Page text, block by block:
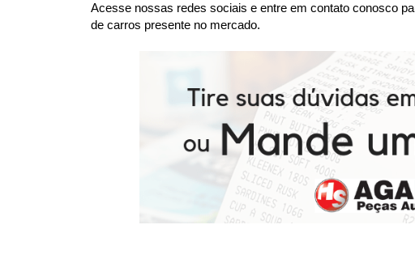
Acesse nossas redes sociais e entre em contato conosco
de carros presente no mercado.